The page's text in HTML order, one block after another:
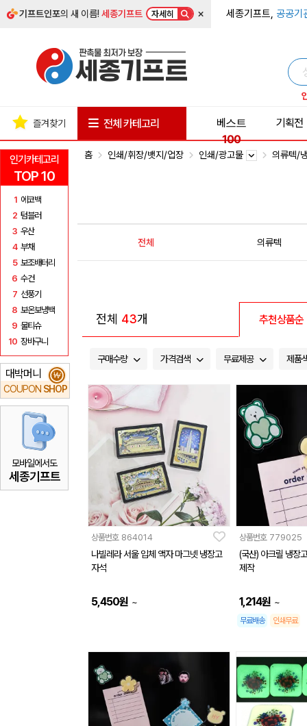
기프트인포의 새 이름!세종기프트 자세히 × 세종기프트, 공공기
인기카테고리
TOP 10
1 에코백
2 텀블러
3 우산
4 부채
5 보조배터리
6 수건
7 선풍기
8 보온보냉백
9 물티슈
10 장바구니
대박머니
COUPON SHOP
₩
모바일에서도
세종기프트
즐겨찾기 전체 카테고리
베스트
100
기획전
홈 인쇄/휘장/뱃지/업장 인쇄/광고물 의류텍/
전체 의류텍
전체 43개 추천상품순
구매수량 가격검색 무료제공 제품
상품번호 864014
나빌레라 서울 입체 액자 마그넷 냉장고
자석
5,450원 ~
상품번호 779025
(국산) 아크릴 냉장
제작
1,214원 ~
무료배송 인쇄무료